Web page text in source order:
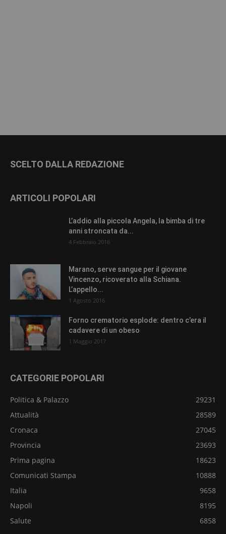
SCELTO DALLA REDAZIONE
ARTICOLI POPOLARI
L’addio alla piccola Angela, la bimba di tre
anni stroncata da...
4 Febbraio 2016
Marano, serve sangue per il giovane
Vincenzo, ricoverato alla Schiana.
L’appello...
1 Agosto 2016
Forno crematorio esplode: dentro c’era il
cadavere di un obeso
1 Maggio 2017
CATEGORIE POPOLARI
Politica & Palazzo
29231
Attualità
28589
Cronaca
27045
Provincia
23693
Prima pagina
18623
Comunicati Stampa
10888
Italia
9658
Napoli
8195
Salute
6858